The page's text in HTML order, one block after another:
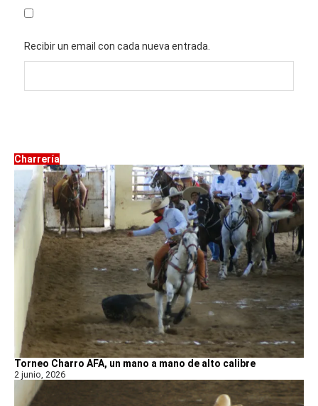
Recibir un email con cada nueva entrada.
Charrería
Torneo Charro AFA, un mano a mano de alto calibre
2 junio, 2026